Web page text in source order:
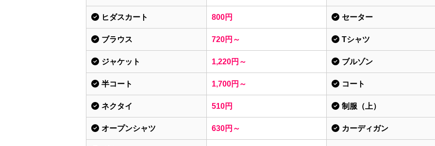
ヒダスカート 800円 セーター
ブラウス 720円～ Tシャツ
ジャケット 1,220円～ ブルゾン
半コート 1,700円～ コート
ネクタイ 510円 制服（上）
オープンシャツ 630円～ カーディガン